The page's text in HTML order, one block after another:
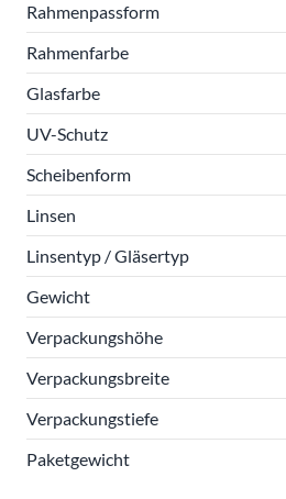
Rahmenpassform
Rahmenfarbe
Glasfarbe
UV-Schutz
Scheibenform
Linsen
Linsentyp / Gläsertyp
Gewicht
Verpackungshöhe
Verpackungsbreite
Verpackungstiefe
Paketgewicht